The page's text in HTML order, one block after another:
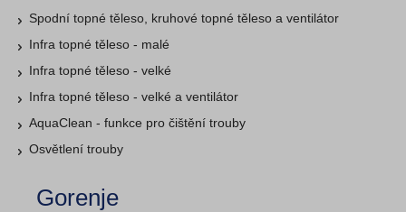
Spodní topné těleso, kruhové topné těleso a ventilátor
Infra topné těleso - malé
Infra topné těleso - velké
Infra topné těleso - velké a ventilátor
AquaClean - funkce pro čištění trouby
Osvětlení trouby
Gorenje